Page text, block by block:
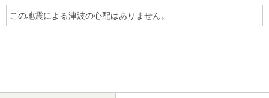
この地震による津波の心配はありません。